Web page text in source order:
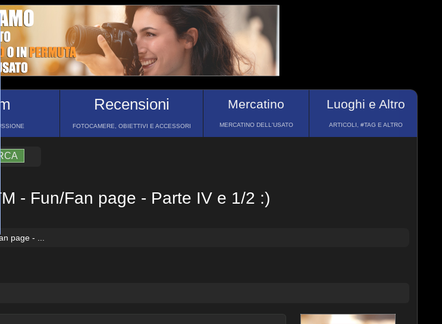
Recensioni
FOTOCAMERE, OBIETTIVI E ACCESSORI
Mercatino
MERCATINO DELL'USATO
Luoghi e Altro
ARTICOLI, #TAG E ALTRO
- Fun/Fan page - Parte IV e 1/2 :)
page - ...